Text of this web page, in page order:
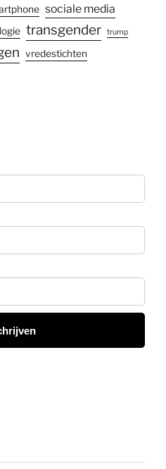
sociale media
transgender trump
vredestichten